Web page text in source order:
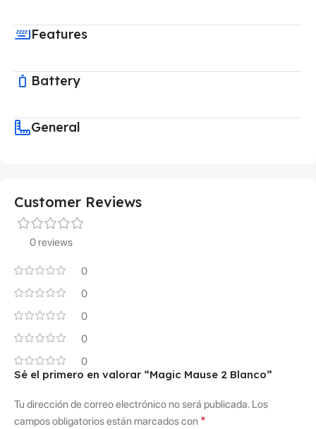
Features
Battery
General
Customer Reviews
0 reviews
0
0
0
0
0
Sé el primero en valorar “Magic Mause 2 Blanco”
Tu dirección de correo electrónico no será publicada. Los
campos obligatorios están marcados con *